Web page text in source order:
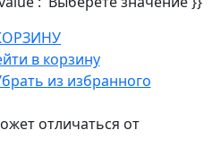
в корзину
из избранного
отличаться от